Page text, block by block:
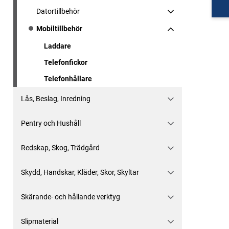
Datortillbehör
Mobiltillbehör
Laddare
Telefonfickor
Telefonhållare
Lås, Beslag, Inredning
Pentry och Hushåll
Redskap, Skog, Trädgård
Skydd, Handskar, Kläder, Skor, Skyltar
Skärande- och hållande verktyg
Slipmaterial